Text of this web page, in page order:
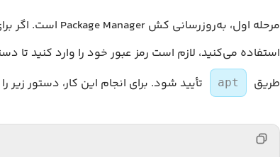
مرحله اول، به‌روزرسانی کش Package Manager است. اگر برای اولین بار در این Session از
استفاده می‌کنید، لازم است رمز عبور خود را وارد کنید
طریق
apt تأیید شود. برای انجام این کار، دستور زیر را